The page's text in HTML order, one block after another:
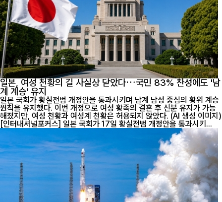
일본, 여성 천황의 길 사실상 닫았다…국민 83% 찬성에도 '남
계 계승' 유지
일본 국회가 황실전범 개정안을 통과시키며 남계 남성 중심의 황위 계승
원칙을 유지했다. 이번 개정으로 여성 황족의 결혼 후 신분 유지가 가능
해졌지만, 여성 천황과 여성계 천황은 허용되지 않았다. (AI 생성 이미지)
[인터내셔널포커스] 일본 국회가 17일 황실전범 개정안을 통과시키...